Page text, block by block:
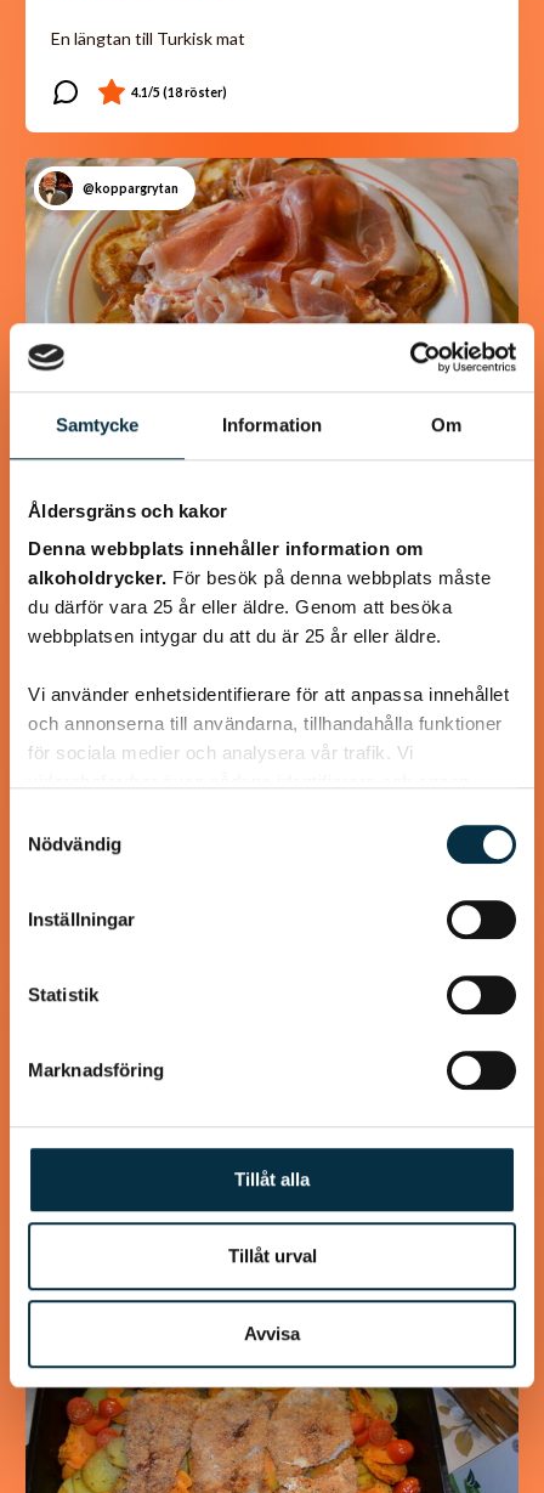
Samtycke Information Om
Åldersgräns och kakor
Denna webbplats innehåller information om
alkoholdrycker. För besök på denna webbplats måste
du därför vara 25 år eller äldre. Genom att besöka
webbplatsen intygar du att du är 25 år eller äldre.
Vi använder enhetsidentifierare för att anpassa innehållet
och annonserna till användarna, tillhandahålla funktioner
för sociala medier och analysera vår trafik. Vi
annons- och analysföretag som vi samarbetar med.
Dessa kan i sin tur kombinera informationen med annan
information som du har tillhandahållit eller som de har
samlat in när du har använt deras tjänster.
Nödvändig
Inställningar
Statistik
Marknadsföring
Tillåt alla
Tillåt urval
Avvisa
En längtan till Turkisk mat
@koppargrytan
Våfflor med Svecia och
lufttorkad skinka
Svecia, paprika och lufttorkad skinka lyfter våfflorna till
oanade höjder! Våffelsmet och tillbehör kan göras i förväg.
Godaste sillröran
Passar bra till lunchrätt också